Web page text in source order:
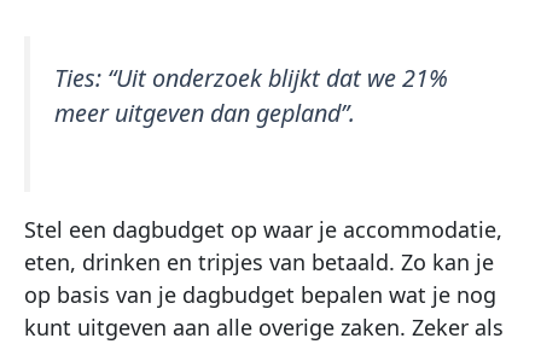
Ties: “Uit onderzoek blijkt dat we 21%
meer uitgeven dan gepland”.
Stel een dagbudget op waar je accommodatie,
eten, drinken en tripjes van betaald. Zo kan je
op basis van je dagbudget bepalen wat je nog
kunt uitgeven aan alle overige zaken. Zeker als